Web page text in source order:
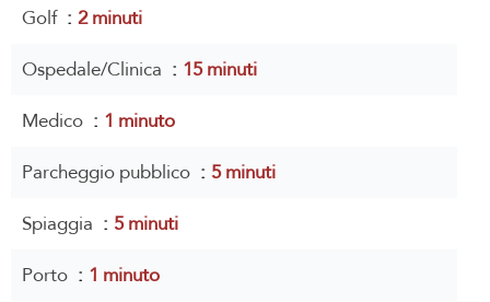
Golf 2 minuti
Ospedale/Clinica
15 minuti
Medico
1 minuto
Parcheggio pubblico
5 minuti
Spiaggia
5 minuti
Porto
1 minuto